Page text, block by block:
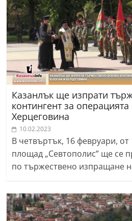
Казанлък ще изпрати
контингент за
Херцеговина
10.02.2023
В четвъртък, 16 февруари, от
площад „Севтополис” ще се
по тържествено изпращане